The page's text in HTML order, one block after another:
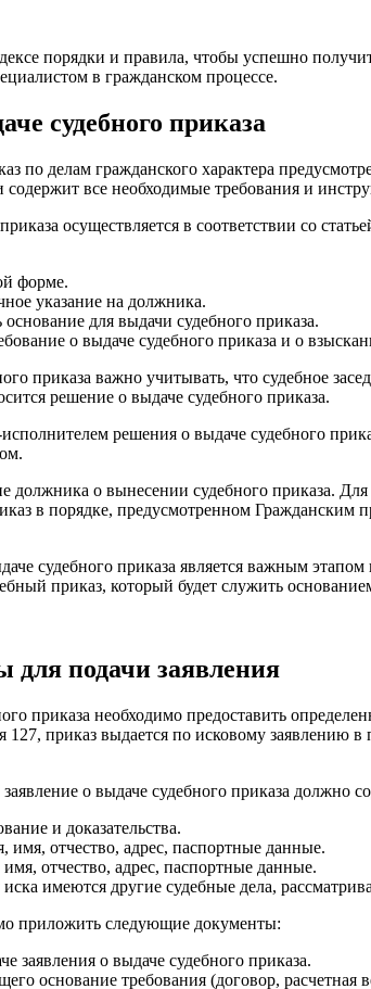
порядки и правила, чтобы успешно
в гражданском процессе.
судебного приказа
по делам гражданского характера
все необходимые требования и
осуществляется в соответствии со
форме.
указание на должника.
для выдачи судебного приказа.
о выдаче судебного приказа и о
приказа важно учитывать, что судебное
решение о выдаче судебного приказа.
решения о выдаче судебного
о вынесении судебного приказа.
в порядке, предусмотренном Гражданским
судебного приказа является важным
приказ, который будет служить
для подачи заявления
приказа необходимо предоставить
127, приказ выдается по исковому
о выдаче судебного приказа должно
и доказательства.
имя, отчество, адрес, паспортные данные.
отчество, адрес, паспортные данные.
имеются другие судебные дела,
приложить следующие документы:
заявления о выдаче судебного приказа.
основание требования (договор, расчетная